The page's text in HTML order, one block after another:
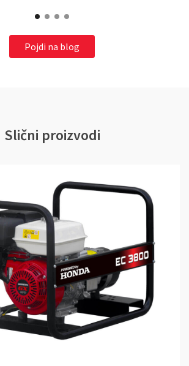
Pojdi na blog
Slični proizvodi